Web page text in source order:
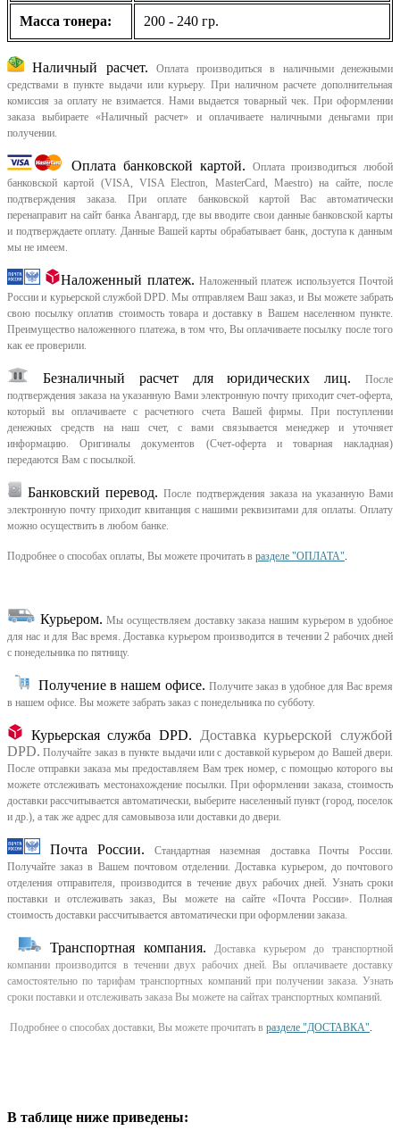
Масса тонера: 200 - 240 гр.
Наличный расчет.
Оплата производиться в наличными денежными
средствами в пункте выдачи или курьеру. При наличном расчете дополнительная
комиссия за оплату не взимается. Нами выдается товарный чек. При оформлении
заказа выбираете «Наличный расчет» и оплачиваете наличными деньгами при
получении.
Оплата банковской картой.
Оплата производиться любой
банковской картой (VISA, VISA Electron, MasterCard, Maestro) на сайте, после
подтверждения заказа. При оплате банковской картой Вас автоматически
перенаправит на сайт банка Авангард, где вы вводите свои данные банковской карты
и подтверждаете оплату. Данные Вашей карты обрабатывает банк, доступа к данным
мы не имеем.
Наложенный платеж. Наложенный платеж используется Почтой
России и курьерской службой DPD. Мы отправляем Ваш заказ, и Вы можете забрать
свою посылку оплатив стоимость товара и доставку в Вашем населенном пункте.
Преимущество наложенного платежа, в том что, Вы оплачиваете посылку после того
как ее проверили.
Безналичный расчет для юридических лиц.
После
подтверждения заказа на указанную Вами электронную почту приходит счет-оферта,
который вы оплачиваете с расчетного счета Вашей фирмы. При поступлении
денежных средств на наш счет, с вами связывается менеджер и уточняет
информацию. Оригиналы документов (Счет-оферта и товарная накладная)
передаются Вам с посылкой.
Банковский перевод. После подтверждения заказа на указанную Вами
электронную почту приходит квитанция с нашими реквизитами для оплаты. Оплату
можно осуществить в любом банке.
Подробнее о способах оплаты, Вы можете прочитать в разделе "ОПЛАТА".
Курьером. Мы осуществляем доставку заказа нашим курьером в удобное
для нас и для Вас время.Доставка курьером производится в течении 2 рабочих дней
с понедельника по пятницу.
Получение в нашем офисе. Получите заказ в удобное для Вас время
в нашем офисе. Вы можете забрать заказ с понедельника по субботу.
Курьерская служба DPD.
Доставка курьерской службой
DPD. Получайте заказ в пункте выдачи или с доставкой курьером до Вашей двери.
После отправки заказа мы предоставляем Вам трек номер, с помощью которого вы
можете отслеживать местонахождение посылки. При оформлении заказа, стоимость
доставки рассчитывается автоматически, выберите населенный пункт (город, поселок
и др.), а так же адрес для самовывоза или доставки до двери.
Почта России.
Стандартная наземная доставка Почты России.
Получайте заказ в Вашем почтовом отделении. Доставка курьером, до почтового
отделения отправителя, производится в течение двух рабочих дней. Узнать сроки
поставки и отслеживать заказ, Вы можете на сайте «Почта России». Полная
стоимость доставки рассчитывается автоматически при оформлении заказа.
Транспортная компания.
Доставка курьером до транспортной
компании производится в течении двух рабочих дней. Вы оплачиваете доставку
самостоятельно по тарифам транспортных компаний при получении заказа. Узнать
сроки поставки и отслеживать заказа Вы можете на сайтах транспортных компаний.
Подробнее о способах доставки, Вы можете прочитать в разделе "ДОСТАВКА".
В таблице ниже приведены: